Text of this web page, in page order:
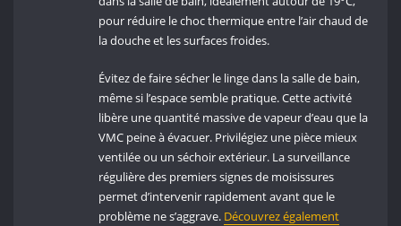
pour réduire le choc thermique entre l’air chaud de
la douche et les surfaces froides.
Évitez de faire sécher le linge dans la salle de bain,
même si l’espace semble pratique. Cette activité
libère une quantité massive de vapeur d’eau que la
VMC peine à évacuer. Privilégiez une pièce mieux
ventilée ou un séchoir extérieur. La surveillance
régulière des premiers signes de moisissures
permet d’intervenir rapidement avant que le
problème ne s’aggrave. Découvrez également